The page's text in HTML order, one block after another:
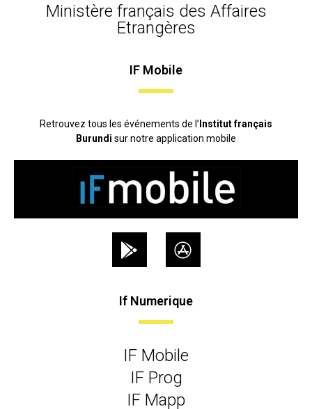
Ministère français des Affaires
Etrangères
IF Mobile
Retrouvez tous les événements de l’ Institut français
Burundi sur notre application mobile
If Numerique
IF Mobile
IF Prog
IF Mapp